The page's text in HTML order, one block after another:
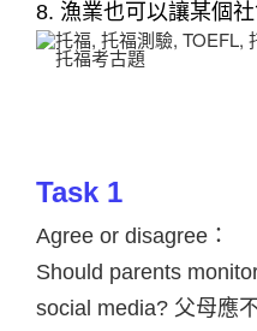
8. 漁業也可以讓某個
Task 1
Agree or disagree ：
Should parents
social media? 父母應